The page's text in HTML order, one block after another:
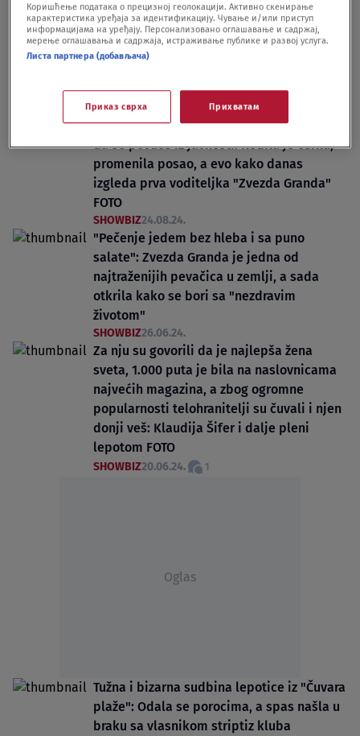
Oglas
Publika ju je obožavala, ali je ona odlučila
da se povuče iz javnosti: Rodila je ćerku,
promenila posao, a evo kako danas
izgleda prva voditeljka "Zvezda Granda"
FOTO
SHOWBIZ24.08.24.
"Pečenje jedem bez hleba i sa puno
salate": Zvezda Granda je jedna od
najtraženijih pevačica u zemlji, a sada
otkrila kako se bori sa "nezdravim
životom"
SHOWBIZ26.06.24.
Za nju su govorili da je najlepša žena
sveta, 1.000 puta je bila na naslovnicama
najvećih magazina, a zbog ogromne
popularnosti telohranitelji su čuvali i njen
donji veš: Klaudija Šifer i dalje pleni
lepotom FOTO
SHOWBIZ20.06.24. 1
Oglas
Tužna i bizarna sudbina lepotice iz "Čuvara
plaže": Odala se porocima, a spas našla u
braku sa vlasnikom striptiz kluba
Коришћење података о прецизној геолокацији. Активно скенирање
карактеристика уређаја за идентификацију. Чување и/или приступ
информацијама на уређају. Персонализовано оглашавање и садржај,
мерење оглашавања и садржаја, истраживање публике и развој услуга.
Листа партнера (добављача)
Приказ сврха Прихватам